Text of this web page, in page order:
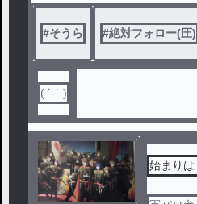
#そうら #絶対フォロー(圧)
( ˙-˙ )
始まりは